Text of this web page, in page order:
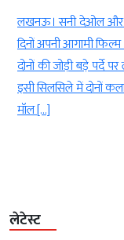
Zinta) इन
हैं। लंबे समय बाद
काफी उत्साह है।
स्थित फीनिक्स
नई
लेटेस्ट